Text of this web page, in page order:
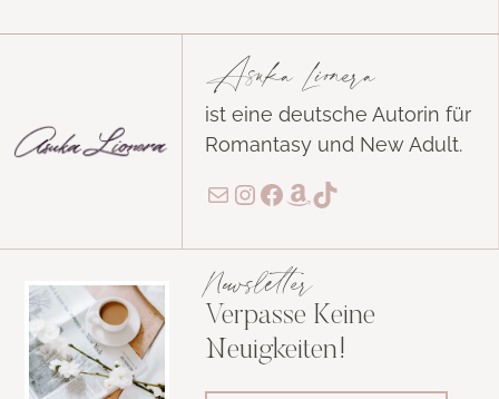
Asuka Lionera
ist eine deutsche Autorin für
Romantasy und New Adult.
E-MailInstagram
Facebook
Amazon
TikTok
Newsletter
Verpasse Keine
Neuigkeiten!